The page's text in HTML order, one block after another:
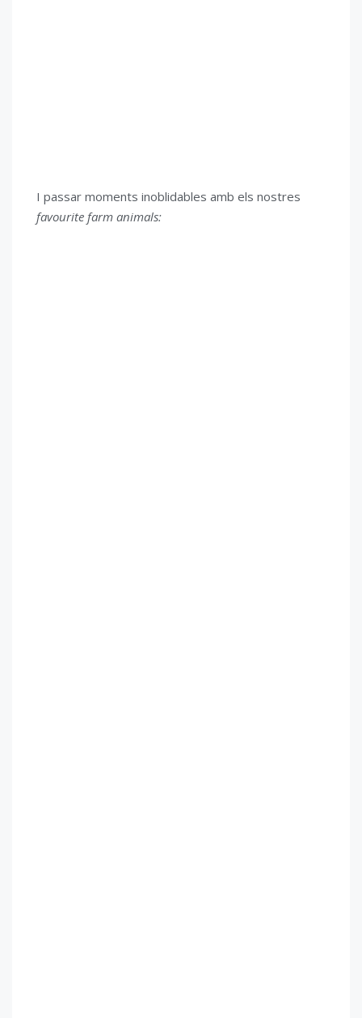
I passar moments inoblidables amb els nostres
favourite farm animals: